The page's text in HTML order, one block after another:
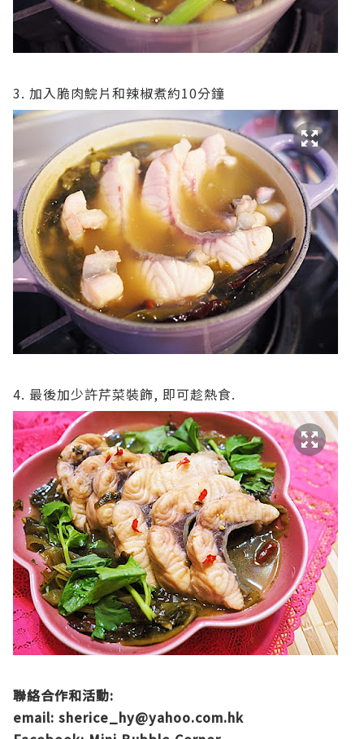
3. 加入脆肉鯇片和辣椒煮約10分鐘
4. 最後加少許芹菜裝飾, 即可趁熱食.
聯絡合作和活動:
email: sherice_hy@yahoo.com.hk